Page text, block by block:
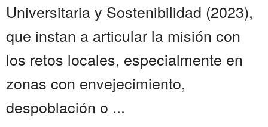
Universitaria y Sostenibilidad (2023),
que instan a articular la misión con
los retos locales, especialmente en
zonas con envejecimiento,
despoblación o ...